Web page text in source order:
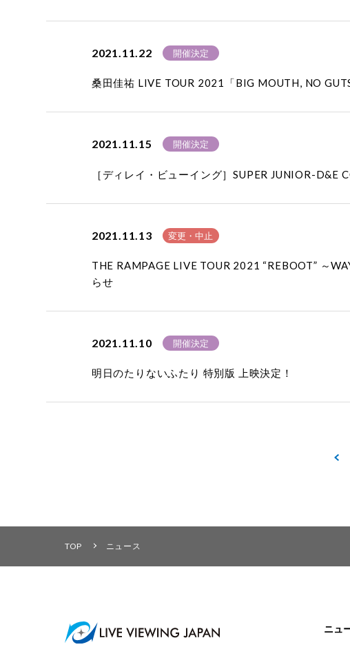
2021.11.22 開催決定
桑田佳祐 LIVE TOUR 2021「BIG MOUTH, NO
2021.11.15 開催決定
［ディレイ・ビューイング］SUPER JUNIOR-D&E
2021.11.13 変更・中止
THE RAMPAGE LIVE TOUR 2021 “REBOOT” ～
らせ
2021.11.10 開催決定
明日のたりないふたり 特別版 上映決定！
TOP ニュース
ニュ